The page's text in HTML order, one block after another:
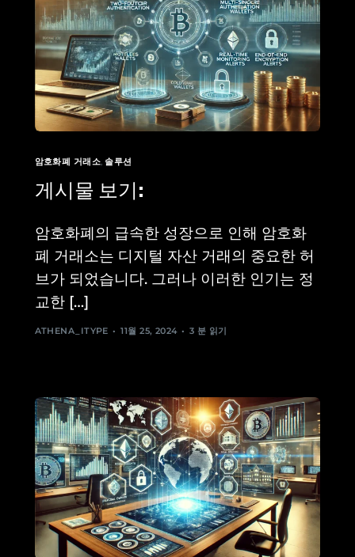
암호화폐 거래소,솔루션
게시물 보기:
암호화폐의 급속한 성장으로 인해 암호화
폐 거래소는 디지털 자산 거래의 중요한 허
브가 되었습니다. 그러나 이러한 인기는 정
교한 […]
ATHENA_ITYPE 11월 25, 2024 3 분 읽기